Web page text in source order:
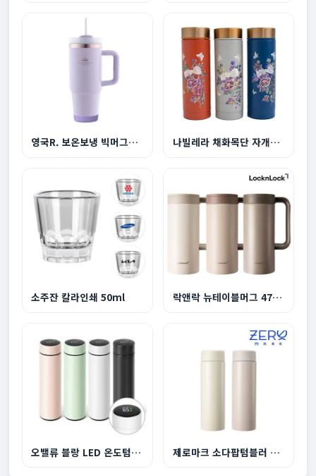
영국R. 보온보냉 빅머그텀블러 1200ml-라이트퍼플 나빌레라 채화목단 자개텀블러 300ml
소주잔 칼라인쇄 50ml 락앤락 뉴테이블머그 473ml
오밸류 블랑 LED 온도텀블러 500ml(녹차망) 제로마크 소다팝텀블러 320ml